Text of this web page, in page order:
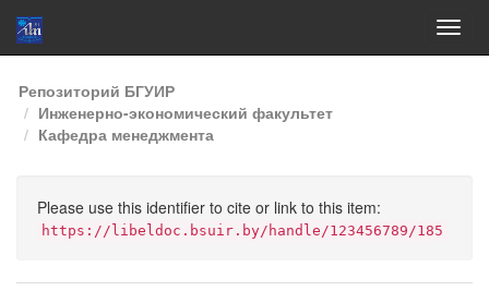
Skip
navigation
Репозиторий БГУИР
Инженерно-экономический факультет
Кафедра менеджмента
Please use this identifier to cite or link to this item:
https://libeldoc.bsuir.by/handle/123456789/185